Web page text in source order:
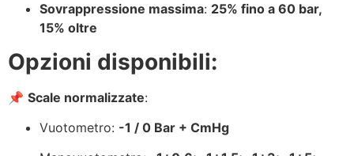
Sovrappressione massima: 25% fino a 60 bar,
15% oltre
Opzioni disponibili:
📌 Scale normalizzate:
Vuotometro: -1 / 0 Bar + CmHg